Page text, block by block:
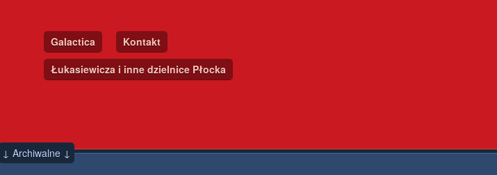
Galactica
Kontakt
Łukasiewicza i inne dzielnice Płocka
↓ Archiwalne ↓